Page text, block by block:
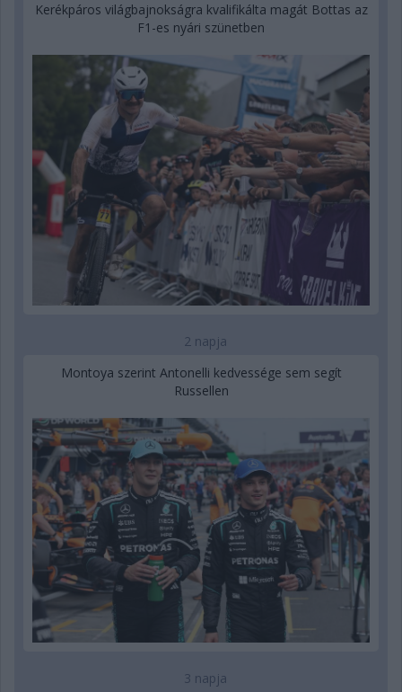
Kerékpáros világbajnokságra kvalifikálta magát Bottas az
F1-es nyári szünetben
2 napja
Montoya szerint Antonelli kedvessége sem segít
Russellen
3 napja